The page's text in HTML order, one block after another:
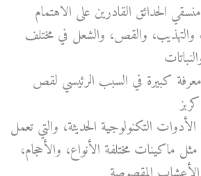
الحدائق القادرين على الاهتمام
والتهذيب، والقص، والشعل في مختلف
كبيرة في السبب الرئيسي لقص
التكنولوجية الحديثة، والتي تعمل
ماكينات مختلفة الأنواع، والأحجام،